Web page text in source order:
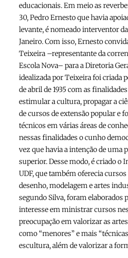
educacionais. Em meio as
30, Pedro Ernesto que havia
levante, é nomeado interventor
Janeiro. Com isso, Ernesto
Teixeira –representante da
Escola Nova– para a Diretoria
idealizada por Teixeira foi criada
de abril de 1935 com as
estimular a cultura, propagar a
de cursos de extensão popular e
técnicos em várias áreas de
nessas finalidades o cunho
vez que havia a intenção de uma
superior. Desse modo, é criado o
UDF, que também oferecia
desenho, modelagem e artes
segundo Silva, foram elaborados
interesse em ministrar cursos
preocupação em valorizar as
como “menores” e mais
escultura, além de valorizar a